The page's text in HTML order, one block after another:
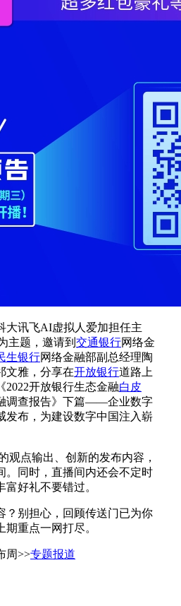
大讯飞AI虚拟人爱加担任主
主题，邀请到 交通银行网络金
生银行网络金融部副总经理陶
文雅，分享在开放银行道路上
2022开放银行生态金融白皮
调查报告》下篇——企业数字
发布，为建设数字中国注入崭
观点输出、创新的发布内容，
。同时，直播间内还会不定时
好礼不要错过。
？别担心，回顾传送门已为你
重点一网打尽。
周>>专题报道